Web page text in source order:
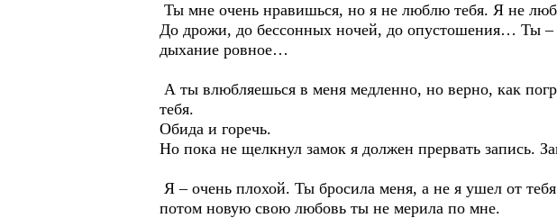
Ты мне очень нравишься, но я не люблю тебя. Я не
До дрожи, до бессонных ночей, до опустошения… Ты
дыхание ровное…
А ты влюбляешься в меня медленно, но верно, как
тебя.
Обида и горечь.
Но пока не щелкнул замок я должен прервать запись.
Я – очень плохой. Ты бросила меня, а не я ушел от
потом новую свою любовь ты не мерила по мне.